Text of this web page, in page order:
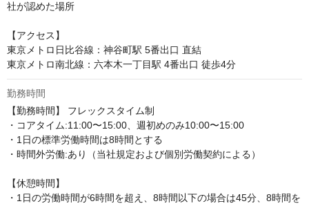
社が認めた場所
【アクセス】
東京メトロ日比谷線：神谷町駅 5番出口 直結
東京メトロ南北線：六本木一丁目駅 4番出口 徒歩4分
勤務時間
【勤務時間】 フレックスタイム制
・コアタイム:11:00〜15:00、週初めのみ10:00〜15:00
・1日の標準労働時間は8時間とする
・時間外労働:あり（当社規定および個別労働契約による）
【休憩時間】
・1日の労働時間が6時間を超え、8時間以下の場合は45分、8時間を